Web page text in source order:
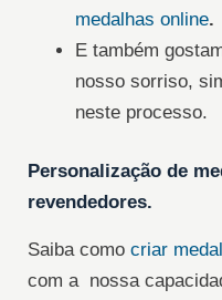
medalhas online.
E também
nosso sorriso,
neste processo.
Personalização de
revendedores.
Saiba como criar
com a nossa